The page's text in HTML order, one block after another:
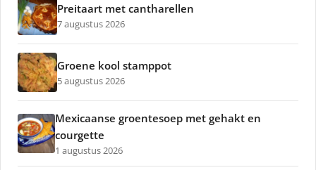
Preitaart met cantharellen
7 augustus 2026
Groene kool stamppot
5 augustus 2026
Mexicaanse groentesoep met gehakt en
courgette
1 augustus 2026